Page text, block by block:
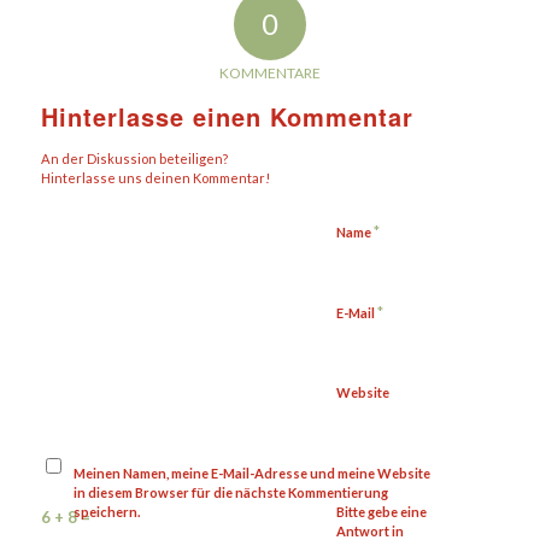
0
KOMMENTARE
Hinterlasse einen Kommentar
An der Diskussion beteiligen?
Hinterlasse uns deinen Kommentar!
Name*
E-Mail*
Website
Meinen Namen, meine E-Mail-Adresse und meine Website
in diesem Browser für die nächste Kommentierung
speichern.
Bitte gebe eine
Antwort in
6 + 8 =